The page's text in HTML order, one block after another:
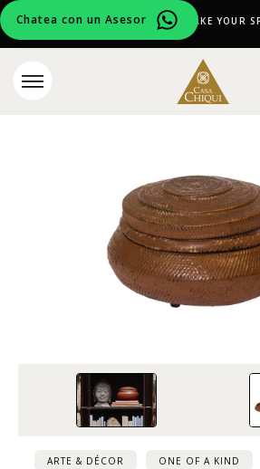
Chatea con un Asesor
CURATED DESIGN PIECES TO MAKE YOUR
ARTE & DÉCOR ONE OF A KIND